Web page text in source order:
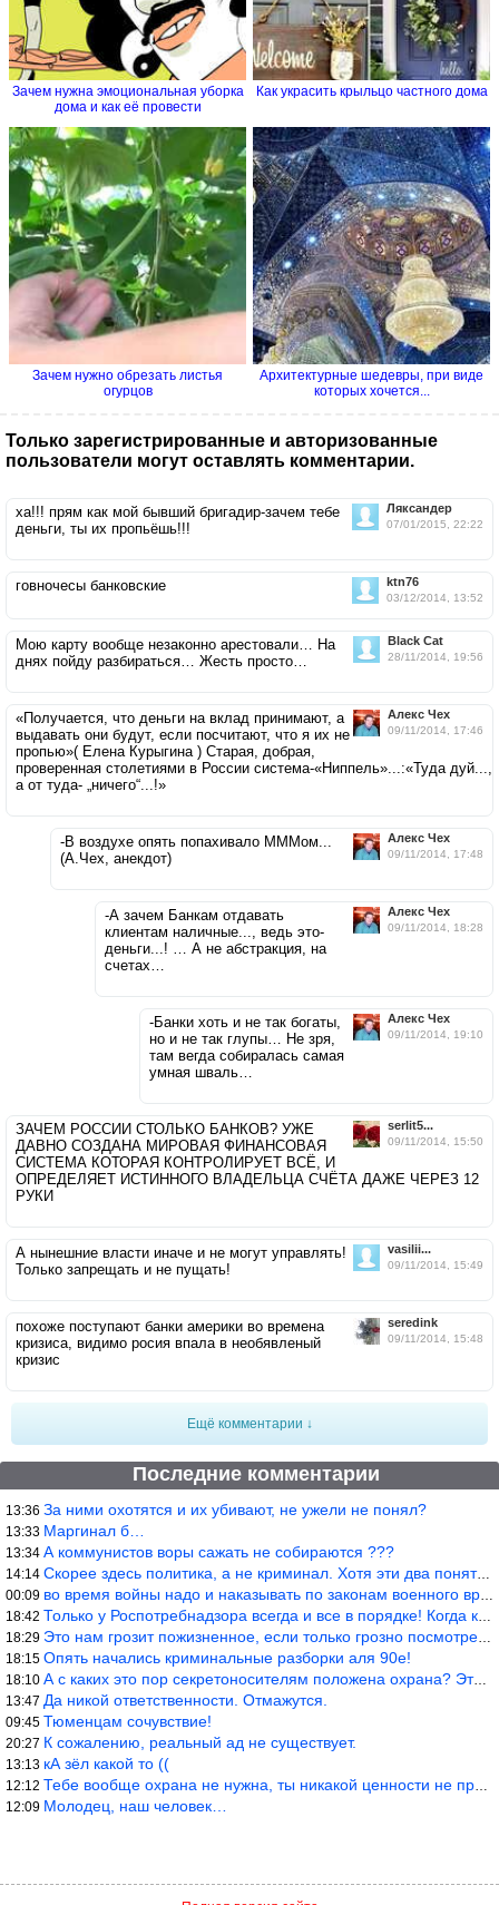
Зачем нужна эмоциональная уборка
дома и как её провести
Как украсить крыльцо частного дома
Зачем нужно обрезать листья
огурцов
Архитектурные шедевры, при виде
которых хочется...
Только зарегистрированные и авторизованные
пользователи могут оставлять комментарии.
Ляксандер
07/01/2015, 22:22
ха!!! прям как мой бывший бригадир-зачем тебе
деньги, ты их пропьёшь!!!
ktn76
03/12/2014, 13:52
говночесы банковские
Black Cat
28/11/2014, 19:56
Мою карту вообще незаконно арестовали… На
днях пойду разбираться… Жесть просто…
Алекс Чех
09/11/2014, 17:46
«Получается, что деньги на вклад принимают, а
выдавать они будут, если посчитают, что я их не
пропью»( Елена Курыгина ) Старая, добрая,
проверенная столетиями в России система-«Ниппель»...:«Туда дуй...,
а от туда- „ничего“...!»
Алекс Чех
09/11/2014, 17:48
-В воздухе опять попахивало МММом...
(А.Чех, анекдот)
Алекс Чех
09/11/2014, 18:28
-А зачем Банкам отдавать
клиентам наличные..., ведь это-
деньги...! … А не абстракция, на
счетах…
Алекс Чех
09/11/2014, 19:10
-Банки хоть и не так богаты,
но и не так глупы… Не зря,
там вегда собиралась самая
умная шваль…
serlit5...
09/11/2014, 15:50
ЗАЧЕМ РОССИИ СТОЛЬКО БАНКОВ? УЖЕ
ДАВНО СОЗДАНА МИРОВАЯ ФИНАНСОВАЯ
СИСТЕМА КОТОРАЯ КОНТРОЛИРУЕТ ВСЁ, И
ОПРЕДЕЛЯЕТ ИСТИННОГО ВЛАДЕЛЬЦА СЧЁТА ДАЖЕ ЧЕРЕЗ 12
РУКИ
vasilii...
09/11/2014, 15:49
А нынешние власти иначе и не могут управлять!
Только запрещать и не пущать!
seredink
09/11/2014, 15:48
похоже поступают банки америки во времена
кризиса, видимо росия впала в необявленый
кризис
Ещё комментарии ↓
Последние комментарии
13:36 За ними охотятся и их убивают, не ужели не понял?
13:33 Маргинал б…
13:34 А коммунистов воры сажать не собираются ???
14:14 Скорее здесь политика, а не криминал. Хотя эти два понятия начин
00:09 во время войны надо и наказывать по законам военного времени, а
18:42 Только у Роспотребнадзора всегда и все в порядке! Когда касается
18:29 Это нам грозит пожизненное, если только грозно посмотреть в их с
18:15 Опять начались криминальные разборки аля 90е!
18:10 А с каких это пор секретоносителям положена охрана? Это его зада
13:47 Да никой ответственности. Отмажутся.
09:45 Тюменцам сочувствие!
20:27 К сожалению, реальный ад не существует.
13:13 кА зёл какой то ((
12:12 Тебе вообще охрана не нужна, ты никакой ценности не представляеш
12:09 Молодец, наш человек…